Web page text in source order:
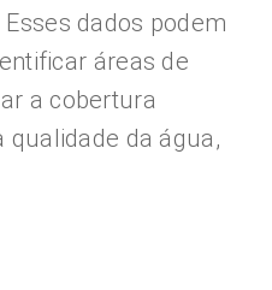
dados podem
áreas de
a cobertura
da água,